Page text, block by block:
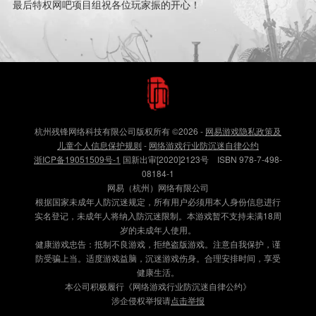
最后特权网吧项目组祝各位玩家振的开心！
杭州残锋网络科技有限公司版权所有©2026 - 网易游戏隐私政策及
儿童个人信息保护规则- 网络游戏行业防沉迷自律公约
浙ICP备19051509号-1 国新出审[2020]2123号 ISBN 978-7-498-
08184-1
网易（杭州）网络有限公司
根据国家未成年人防沉迷规定，所有用户必须用本人身份信息进行
实名登记，未成年人将纳入防沉迷限制。本游戏暂不支持未满18周
岁的未成年人使用。
健康游戏忠告：抵制不良游戏，拒绝盗版游戏。注意自我保护，谨
防受骗上当。适度游戏益脑，沉迷游戏伤身。合理安排时间，享受
健康生活。
本公司积极履行《网络游戏行业防沉迷自律公约》
涉企侵权举报请点击举报